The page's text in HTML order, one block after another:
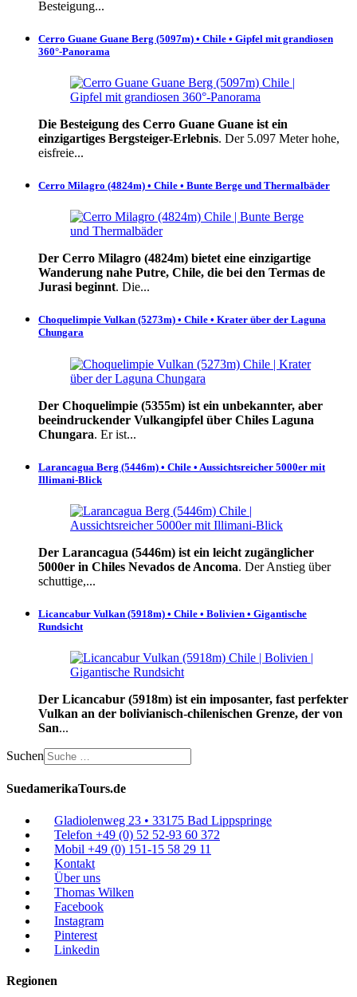
Besteigung...
Cerro Guane Guane Berg (5097m) • Chile • Gipfel mit grandiosen
360°-Panorama
Die Besteigung des Cerro Guane Guane ist ein
einzigartiges Bergsteiger-Erlebnis. Der 5.097 Meter hohe,
eisfreie...
Cerro Milagro (4824m) • Chile • Bunte Berge und Thermalbäder
Der Cerro Milagro (4824m) bietet eine einzigartige
Wanderung nahe Putre, Chile, die bei den Termas de
Jurasi beginnt. Die...
Choquelimpie Vulkan (5273m) • Chile • Krater über der Laguna
Chungara
Der Choquelimpie (5355m) ist ein unbekannter, aber
beeindruckender Vulkangipfel über Chiles Laguna
Chungara. Er ist...
Larancagua Berg (5446m) • Chile • Aussichtsreicher 5000er mit
Illimani-Blick
Der Larancagua (5446m) ist ein leicht zugänglicher
5000er in Chiles Nevados de Ancoma. Der Anstieg über
schuttige,...
Licancabur Vulkan (5918m) • Chile • Bolivien • Gigantische
Rundsicht
Der Licancabur (5918m) ist ein imposanter, fast perfekter
Vulkan an der bolivianisch-chilenischen Grenze, der von
San...
Suchen
SuedamerikaTours.de
Gladiolenweg 23 • 33175 Bad Lippspringe
Telefon +49 (0) 52 52-93 60 372
Mobil +49 (0) 151-15 58 29 11
Kontakt
Über uns
Thomas Wilken
Facebook
Instagram
Pinterest
Linkedin
Regionen